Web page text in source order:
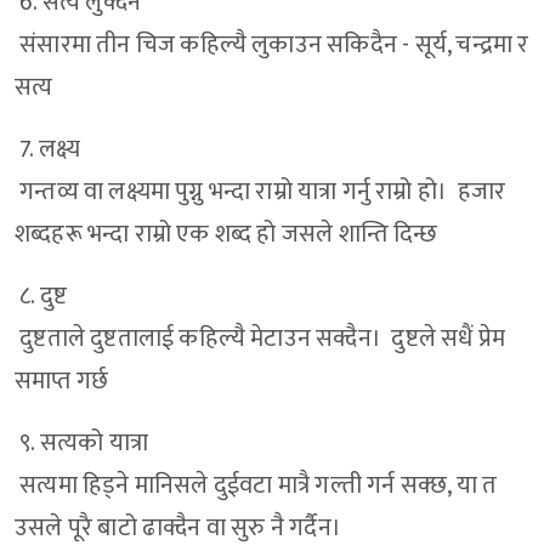
संसारमा तीन चिज कहिल्यै लुकाउन सकिदैन - सूर्य, चन्द्रमा र
सत्य
7. लक्ष्य
गन्तव्य वा लक्ष्यमा पुग्नु भन्दा राम्रो यात्रा गर्नु राम्रो हो। हजार
शब्दहरू भन्दा राम्रो एक शब्द हो जसले शान्ति दिन्छ
८. दुष्ट
दुष्टताले दुष्टतालाई कहिल्यै मेटाउन सक्दैन। दुष्टले सधैं प्रेम
समाप्त गर्छ
९. सत्यको यात्रा
सत्यमा हिड्ने मानिसले दुईवटा मात्रै गल्ती गर्न सक्छ, या त
उसले पूरै बाटो ढाक्दैन वा सुरु नै गर्दैन।